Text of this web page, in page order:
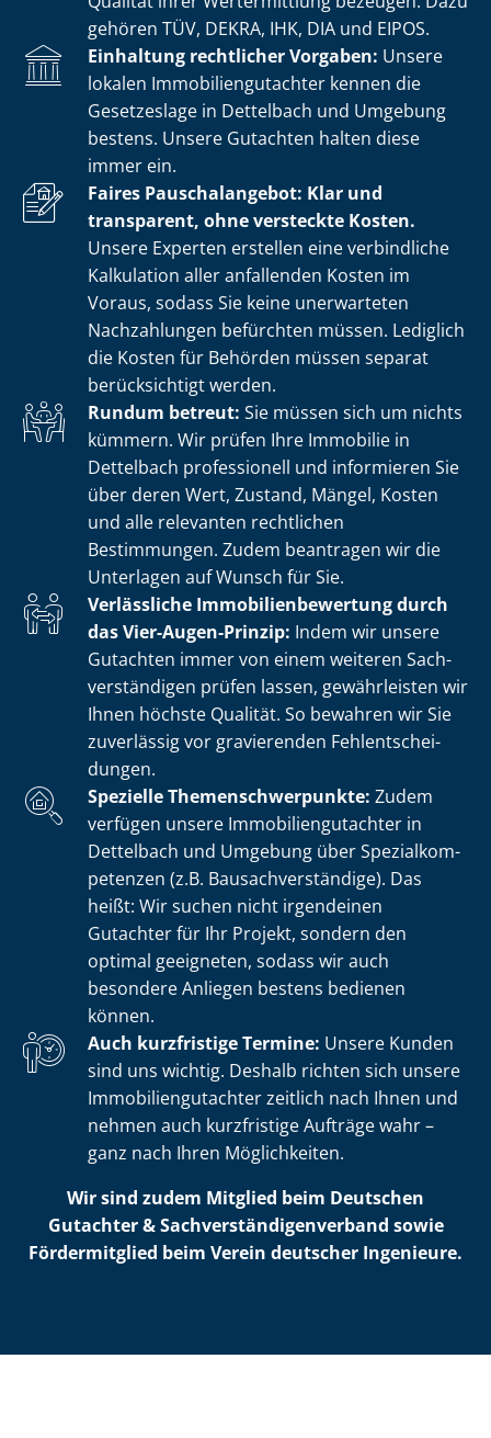
gehören TÜV, DEKRA, IHK, DIA und EIPOS.
Einhaltung rechtlicher Vorgaben: Unsere
lokalen Im­mo­bi­li­en­gut­ach­ter kennen die
Gesetzeslage in Dettelbach und Umgebung
bestens. Unsere Gutachten halten diese
immer ein.
Faires Pauschalangebot: Klar und
transparent, ohne versteckte Kosten.
Unsere Experten erstellen eine verbindliche
Kalkulation aller anfallenden Kosten im
Voraus, sodass Sie keine unerwarteten
Nachzahlungen befürchten müssen. Lediglich
die Kosten für Behörden müssen separat
berücksichtigt werden.
Rundum betreut: Sie müssen sich um nichts
kümmern. Wir prüfen Ihre Immobilie in
Dettelbach professionell und informieren Sie
über deren Wert, Zustand, Mängel, Kosten
und alle relevanten rechtlichen
Bestimmungen. Zudem beantragen wir die
Unterlagen auf Wunsch für Sie.
Verlässliche Im­mo­bi­li­en­be­wer­tung durch
das Vier-Augen-Prinzip: Indem wir unsere
Gutachten immer von einem weiteren Sach­
ver­stän­di­gen prüfen lassen, gewährleisten wir
Ihnen höchste Qualität. So bewahren wir Sie
zuverlässig vor gravierenden Fehl­ent­schei­
dun­gen.
Spezielle The­men­schwer­punk­te: Zudem
verfügen unsere Im­mo­bi­li­en­gut­ach­ter in
Dettelbach und Umgebung über Spe­zi­al­kom­
pe­ten­zen (z.B. Bau­sach­ver­stän­di­ge). Das
heißt: Wir suchen nicht irgendeinen
Gutachter für Ihr Projekt, sondern den
optimal geeigneten, sodass wir auch
besondere Anliegen bestens bedienen
können.
Auch kurzfristige Termine: Unsere Kunden
sind uns wichtig. Deshalb richten sich unsere
Im­mo­bi­li­en­gut­ach­ter zeitlich nach Ihnen und
nehmen auch kurzfristige Aufträge wahr –
ganz nach Ihren Möglichkeiten.
Wir sind zudem Mitglied beim Deutschen
Gutachter & Sach­ver­stän­di­gen­ver­band sowie
Fördermitglied beim Verein deutscher Ingenieure.